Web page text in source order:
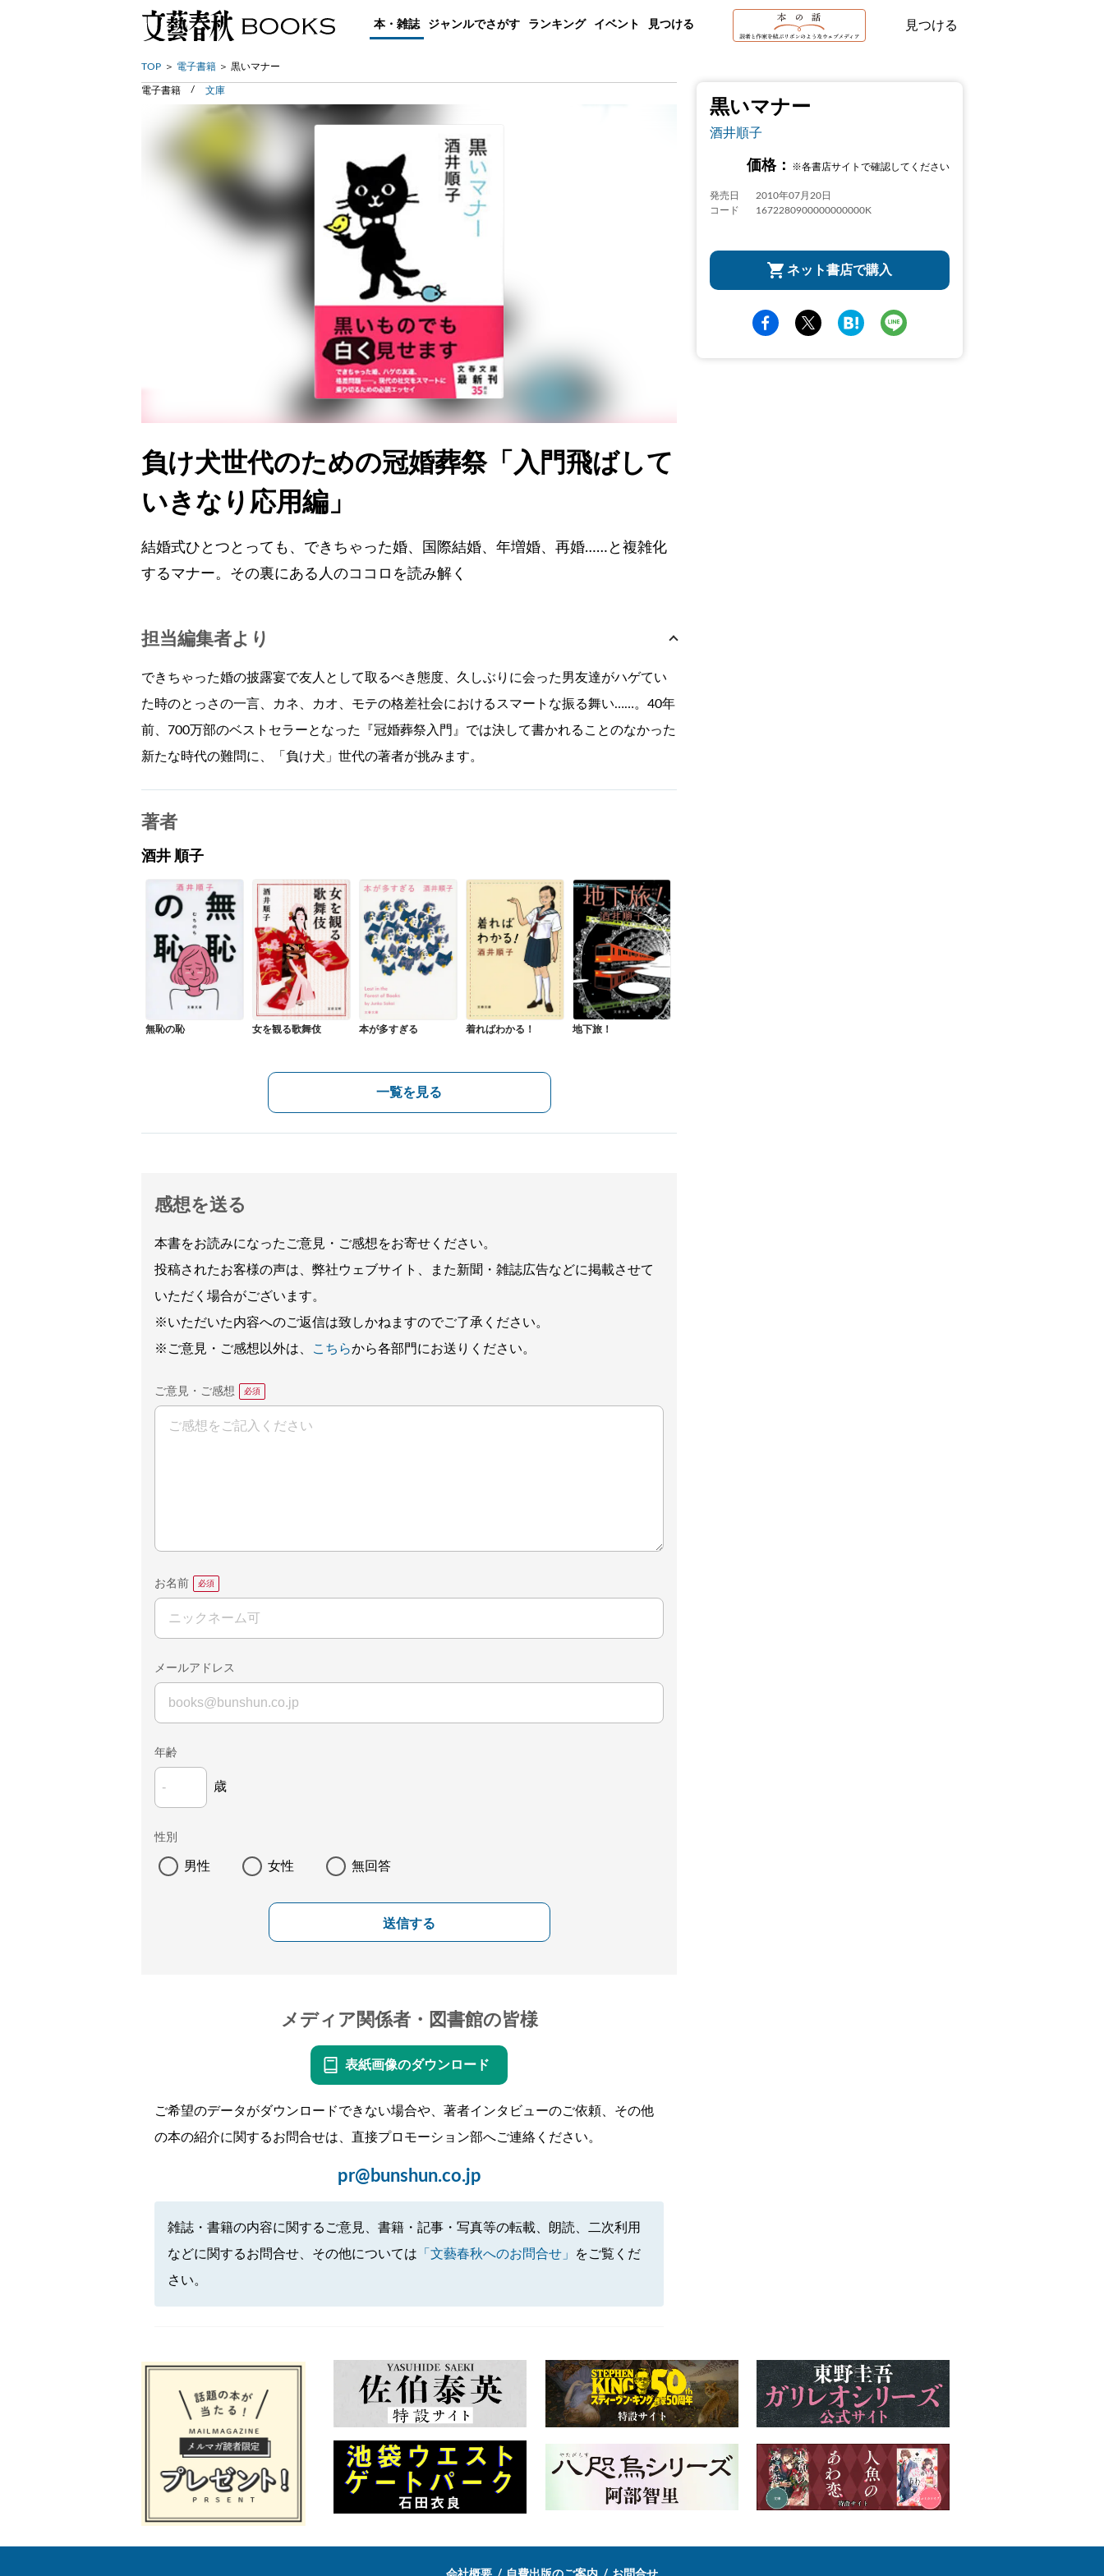
本・雑誌 ジャンルでさがす ランキング イベント 見つける 見つける
TOP 電子書籍 黒いマナー
黒いマナー
酒井順子
価格： ※各書店サイトで確認してください
発売日
2010年07月20日
コード
1672280900000000000K
ネット書店で購入
電子書籍 文庫
負け犬世代のための冠婚葬祭「入門飛ばして
いきなり応用編」
結婚式ひとつとっても、できちゃった婚、国際結婚、年増婚、再婚……と複雑化
するマナー。その裏にある人のココロを読み解く
担当編集者より
できちゃった婚の披露宴で友人として取るべき態度、久しぶりに会った男友達がハゲてい
た時のとっさの一言、カネ、カオ、モテの格差社会におけるスマートな振る舞い……。40年
前、700万部のベストセラーとなった『冠婚葬祭入門』では決して書かれることのなかった
新たな時代の難問に、「負け犬」世代の著者が挑みます。
著者
酒井 順子
無恥の恥 女を観る歌舞伎 本が多すぎる 着ればわかる！ 地下旅！
一覧を見る
感想を送る
本書をお読みになったご意見・ご感想をお寄せください。
投稿されたお客様の声は、弊社ウェブサイト、また新聞・雑誌広告などに掲載させて
いただく場合がございます。
※いただいた内容へのご返信は致しかねますのでご了承ください。
※ご意見・ご感想以外は、
こちらから各部門にお送りください。
ご意見・ご感想
お名前
メールアドレス
年齢
歳
性別
男性 女性 無回答
送信する
メディア関係者・図書館の皆様
表紙画像のダウンロード
ご希望のデータがダウンロードできない場合や、著者インタビューのご依頼、その他
の本の紹介に関するお問合せは、直接プロモーション部へご連絡ください。
pr@bunshun.co.jp
雑誌・書籍の内容に関するご意見、書籍・記事・写真等の転載、朗読、二次利用
などに関するお問合せ、その他については 「文藝春秋へのお問合せ」
をご覧くだ
さい。